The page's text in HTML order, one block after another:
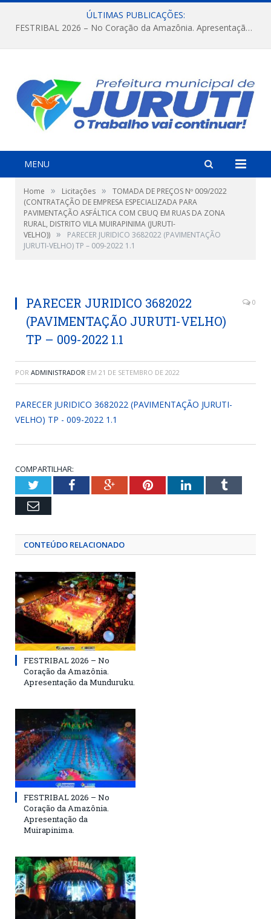
ÚLTIMAS PUBLICAÇÕES:
FESTRIBAL 2026 – No Coração da Amazônia. Apresentação da Munduruku.
MENU
Home » Licitações »
TOMADA DE PREÇOS Nº 009/2022
(CONTRATAÇÃO DE EMPRESA ESPECIALIZADA PARA
PAVIMENTAÇÃO ASFÁLTICA COM CBUQ EM RUAS DA ZONA
RURAL, DISTRITO VILA MUIRAPINIMA (JURUTI-
VELHO)) »
PARECER JURIDICO 3682022 (PAVIMENTAÇÃO
JURUTI-VELHO) TP – 009-2022 1.1
PARECER JURIDICO 3682022
(PAVIMENTAÇÃO JURUTI-VELHO)
TP – 009-2022 1.1
0
POR ADMINISTRADOR EM 21 DE SETEMBRO DE 2022
PARECER JURIDICO 3682022 (PAVIMENTAÇÃO JURUTI-
VELHO) TP - 009-2022 1.1
COMPARTILHAR:
TwitterFacebookGoogle+PinterestLinkedInTumblr
Email
CONTEÚDO RELACIONADO
FESTRIBAL 2026 – No
Coração da Amazônia.
Apresentação da Munduruku.
FESTRIBAL 2026 – No
Coração da Amazônia.
Apresentação da
Muirapinima.